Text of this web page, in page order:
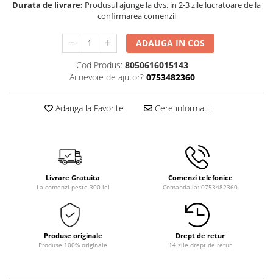
Durata de livrare: Produsul ajunge la dvs. in 2-3 zile lucratoare de la
confirmarea comenzii
ADAUGA IN COS
Cod Produs: 8050616015143
Ai nevoie de ajutor? 0753482360
Adauga la Favorite Cere informatii
Livrare Gratuita
La comenzi peste 300 lei
Comenzi telefonice
Comanda la: 0753482360
Produse originale
Produse 100% originale
Drept de retur
14 zile drept de retur